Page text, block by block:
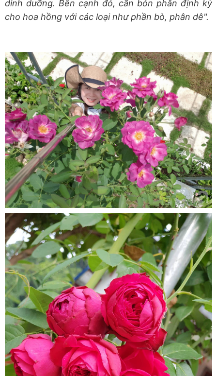
dinh dưỡng. Bên cạnh đó, cần bón phân định kỳ
cho hoa hồng với các loại như phần bò, phân dê".